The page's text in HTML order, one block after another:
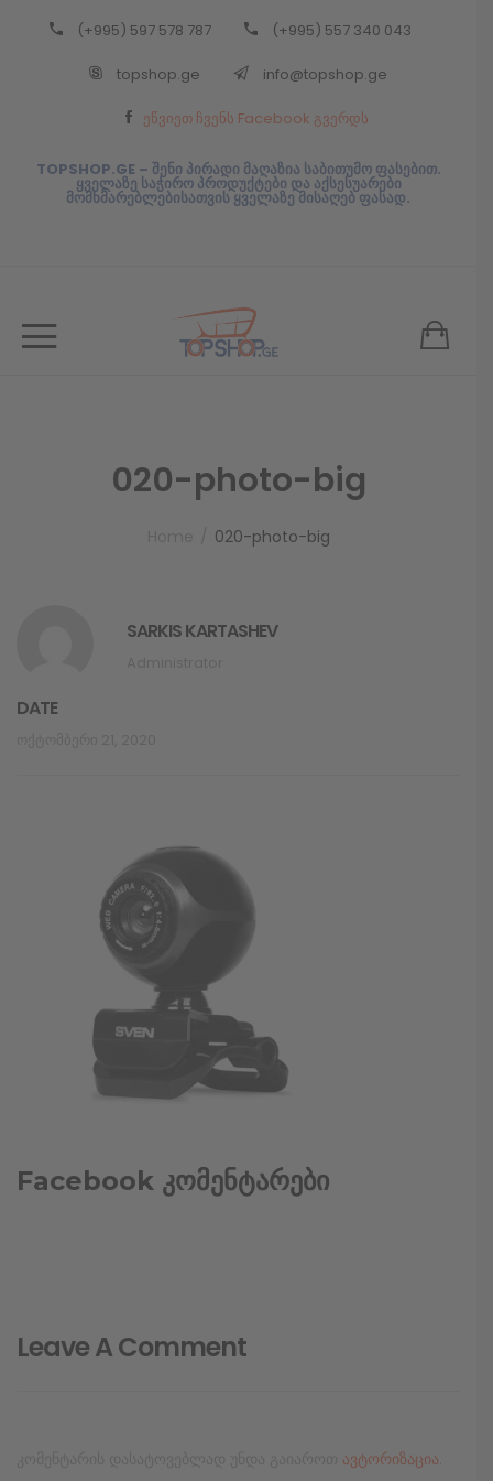
(+995) 597 578 787 (+995) 557 340 043
topshop.ge info@topshop.ge
ეწვიეთ ჩვენს Facebook გვერდს
TOPSHOP.GE – შენი პირადი მაღაზია საბითუმო ფასებით.
ყველაზე საჭირო პროდუქტები და აქსესუარები
მომხმარებლებისათვის ყველაზე მისაღებ ფასად.
020-photo-big
020-photo-big
SARKIS KARTASHEV
DATE
Facebook კომენტარები
Leave A Comment
ავტორიზაცია
Back